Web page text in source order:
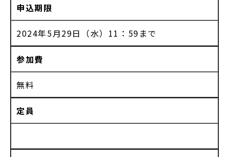
申込期限
2024年5月29日（水）11：59まで
参加費
無料
定員